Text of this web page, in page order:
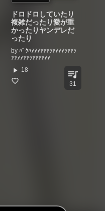
ドロドロしていたり
複雑だったり愛が重
かったりヤンデレだ
ったり
by ﾊﾞｸﾊｱｱｱｧｧｧｯｧｱｱｱｯｧｧｯ
ｧｧｱｱｧｧｯｧｧｧｧｱｱ
play_arrow 18 queue_music
31